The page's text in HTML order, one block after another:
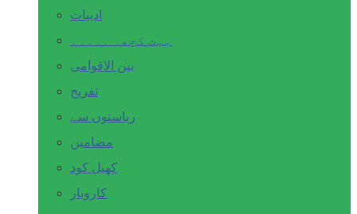
ادبیات
بہت کچھ۔ ۔۔۔۔۔
بین الاقوامی
تفریح
ریاستوں سے
مضامین
کھیل کود
کاروبار